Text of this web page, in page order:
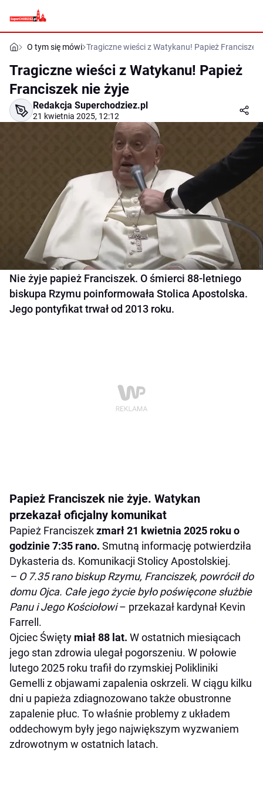
O tym się mówi Tragiczne wieści z Watykanu! Papież Franciszek
Tragiczne wieści z Watykanu! Papież
Franciszek nie żyje
Redakcja Superchodziez.pl
21 kwietnia 2025, 12:12
Nie żyje papież Franciszek. O śmierci 88-letniego
biskupa Rzymu poinformowała Stolica Apostolska.
Jego pontyfikat trwał od 2013 roku.
Papież Franciszek nie żyje. Watykan
przekazał oficjalny komunikat
Papież Franciszekzmarł 21 kwietnia 2025 roku o
godzinie 7:35 rano. Smutną informację potwierdziła
Dykasteria ds. Komunikacji Stolicy Apostolskiej.
– O 7.35 rano biskup Rzymu, Franciszek, powrócił do
domu Ojca. Całe jego życie było poświęcone służbie
Panu i Jego Kościołowi– przekazał kardynał Kevin
Farrell.
Ojciec Święty miał 88 lat. W ostatnich miesiącach
jego stan zdrowia ulegał pogorszeniu. W połowie
lutego 2025 roku trafił do rzymskiej Polikliniki
Gemelli z objawami zapalenia oskrzeli. W ciągu kilku
dni u papieża zdiagnozowano także obustronne
zapalenie płuc. To właśnie problemy z układem
oddechowym były jego największym wyzwaniem
zdrowotnym w ostatnich latach.